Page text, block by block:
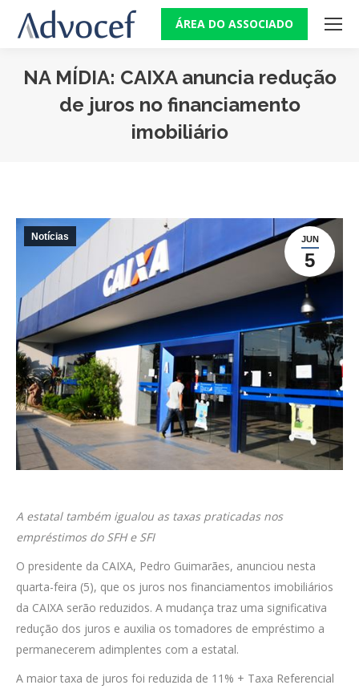
ÁREA DO ASSOCIADO
NA MÍDIA: CAIXA anuncia redução
de juros no financiamento
imobiliário
JUN
5
Notícias
A estatal também igualou as taxas praticadas nos
empréstimos do SFH e SFI
O presidente da CAIXA, Pedro Guimarães, anunciou nesta
quarta-feira (5), que os juros nos financiamentos imobiliários
da CAIXA serão reduzidos. A mudança traz uma significativa
redução dos juros e auxilia os tomadores de empréstimo a
permanecerem adimplentes com a estatal.
A maior taxa de juros foi reduzida de 11% + Taxa Referencial